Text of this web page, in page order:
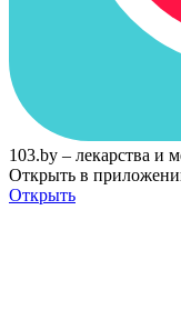
103.by – лекарства и
Открыть в
Открыть